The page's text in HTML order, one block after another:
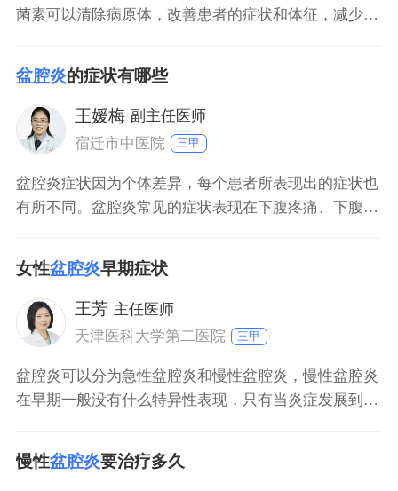
菌素可以清除病原体，改善患者的症状和体征，减少后
药敏，然后根据药敏试验来选择抗菌素会比较合理。但
是这些大多都要在实验结果给到以后我们才能给予患者
治疗，而盆腔炎一旦确诊以后在48小时内给它治疗，患
盆腔炎的症状有哪些
王媛梅 副主任医师
宿迁市中医院
三甲
盆腔炎症状因为个体差异，每个患者所表现出的症状也
有所不同。盆腔炎常见的症状表现在下腹疼痛、下腹酸
的症状，随着病情逐渐加重，部分患者会出现低烧。病
情加重诱发腹膜炎等并发症的患者，则会出现腹痛、腹
胀、恶心、呕吐、腹泻等症状。
女性盆腔炎早期症状
王芳 主任医师
天津医科大学第二医院
三甲
盆腔炎可以分为急性盆腔炎和慢性盆腔炎，慢性盆腔炎
在早期一般没有什么特异性表现，只有当炎症发展到一
性盆腔炎在早期可能会出现体温增高、疲惫、乏力、食
欲不佳、白带增多、有异味、下腹部轻微坠痛等表现。
慢性盆腔炎要治疗多久